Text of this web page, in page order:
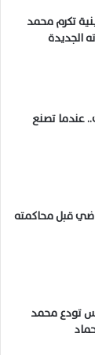
تكرم محمد
الجديدة
عندما تصنع
قبل محاكمته
تودع محمد